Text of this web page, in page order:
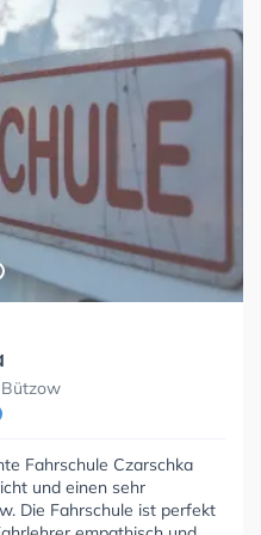
Fahrschule Czarschka
und einen sehr
Die Fahrschule ist perfekt